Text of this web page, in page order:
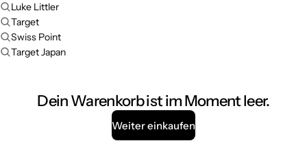
Luke Littler
Target
Swiss Point
Target Japan
Dein Warenkorb ist im Moment leer.
Weiter einkaufen